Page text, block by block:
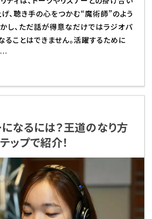
、聴き手の心をつかむ“魔術師”のよう
かし、ただ話が得意なだけではラジオパ
ることはできません。活躍するために
…
なるには？王道のなり方
ップで紹介！